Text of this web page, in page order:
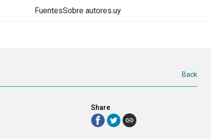
FuentesSobre autores.uy
Back
Share